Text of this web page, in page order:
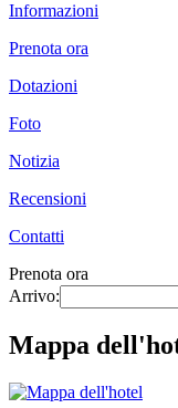
Informazioni
Prenota ora
Dotazioni
Foto
Notizia
Recensioni
Contatti
Prenota ora
Arrivo:
Mappa